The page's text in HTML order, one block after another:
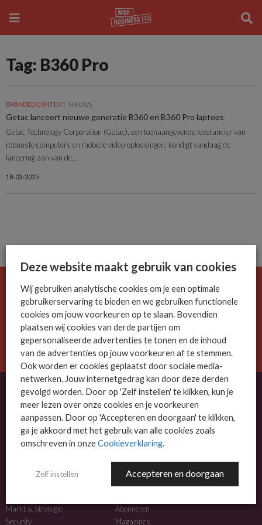
Tag: B360 Pro
BRANDED CONTENT NIEUWS
Getac lanceert nieuwe generatie B360 en B360 Pro laptops
Getac Technology Corporation (Getac), een toonaangevende leverancier van
robuuste computers en mobiele video-oplossingen, kondigt vandaag de
lancering aan van de...
18-03-2025
De ICT-wereld is snel. Mis niets.
Meld je nu aan voor de MSP Business nieuwsbrief.
AANMELDEN
OVER MSP BUSINESS
MSP Business is het kennisplatform voor IT-dienstverleners met MKB-focus.
NIEUWS
Markt & Strategie
Security
MEER INFO
Abonneren
Magazines
Deze website maakt gebruik van cookies
Wij gebruiken analytische cookies om je een optimale
gebruikerservaring te bieden en we gebruiken functionele
cookies om jouw voorkeuren op te slaan. Bovendien
plaatsen wij cookies van derde partijen om
gepersonaliseerde advertenties te tonen en de inhoud
van de advertenties op jouw voorkeuren af te stemmen.
Ook worden er cookies geplaatst door sociale media-
netwerken. Jouw internetgedrag kan door deze derden
gevolgd worden. Door op 'Zelf instellen' te klikken, kun je
meer lezen over onze cookies en je voorkeuren
aanpassen. Door op 'Accepteren en doorgaan' te klikken,
ga je akkoord met het gebruik van alle cookies zoals
omschreven in onzeCookieverklaring.
Zelf instellen Accepteren en doorgaan